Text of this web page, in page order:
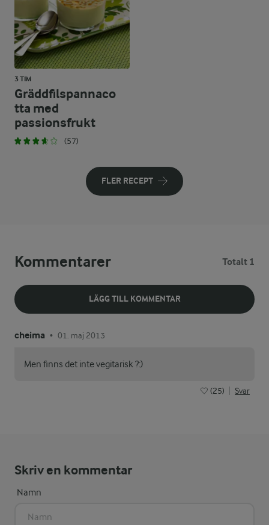
3 TIM
Gräddfilspannaco
tta med
passionsfrukt
(57)
FLER RECEPT
Kommentarer Totalt 1
LÄGG TILL KOMMENTAR
cheima • 01. maj 2013
Men finns det inte vegitarisk ?:)
(25) Svar
Skriv en kommentar
Namn